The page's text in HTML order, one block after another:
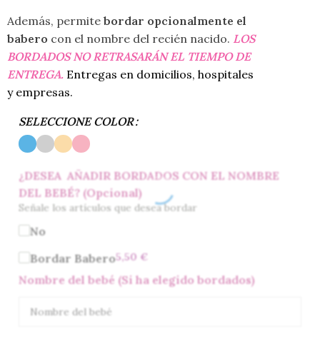
Además, permite bordar opcionalmente el
babero con el nombre del recién nacido. LOS
BORDADOS NO RETRASARÁN EL TIEMPO DE
ENTREGA. Entregas en domicilios, hospitales
y empresas.
SELECCIONE COLOR
¿DESEA AÑADIR BORDADOS CON EL NOMBRE
DEL BEBÉ? (Opcional)
Señale los artículos que desea bordar
No
Bordar Babero5,50 €
Nombre del bebé (Si ha elegido bordados)